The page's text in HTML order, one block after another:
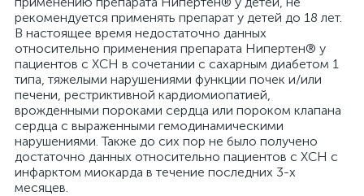
рекомендуется применять препарат у детей до 18 лет.
В настоящее время недостаточно данных
относительно применения препарата Нипертен® у
пациентов с ХСН в сочетании с сахарным диабетом 1
типа, тяжелыми нарушениями функции почек и/или
печени, рестриктивной кардиомиопатией,
врожденными пороками сердца или пороком клапана
сердца с выраженными гемодинамическими
нарушениями. Также до сих пор не было получено
достаточно данных относительно пациентов с ХСН с
инфарктом миокарда в течение последних 3-х
месяцев.